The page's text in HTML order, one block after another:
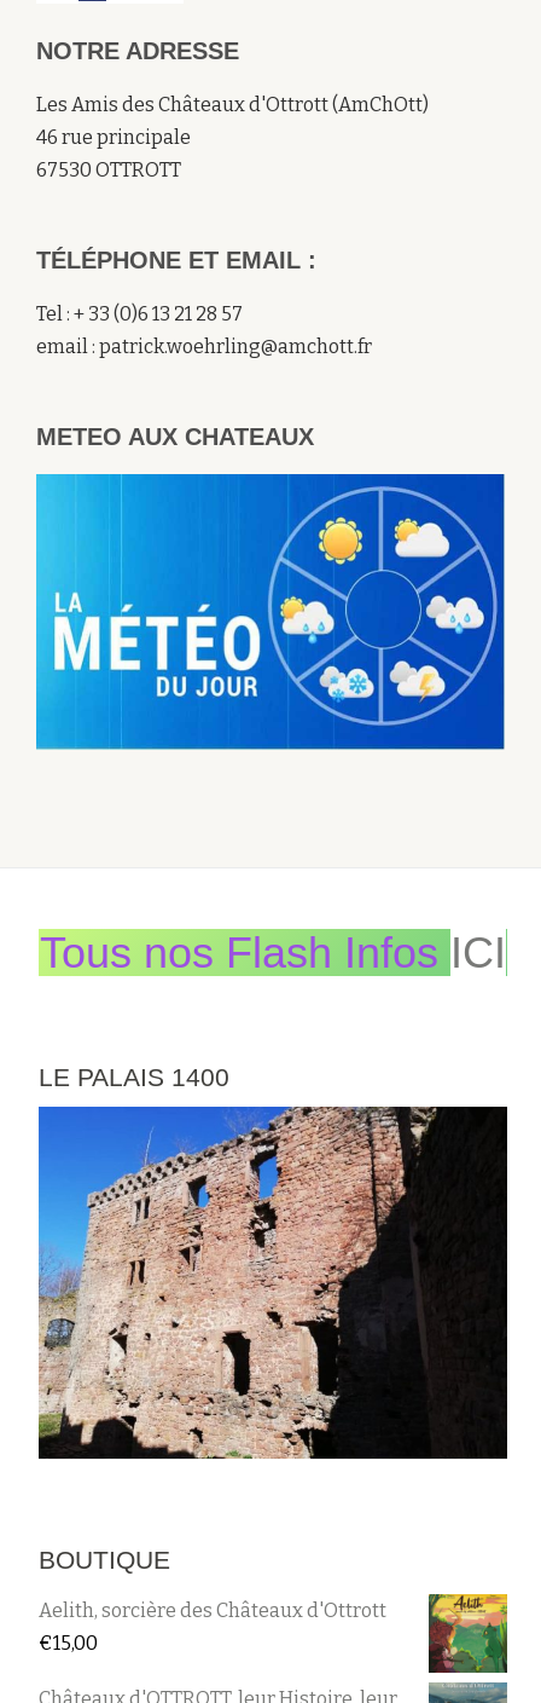
NOTRE ADRESSE
Les Amis des Châteaux d'Ottrott (AmChOtt)
46 rue principale
67530 OTTROTT
TÉLÉPHONE ET EMAIL :
Tel : + 33 (0)6 13 21 28 57
email : patrick.woehrling@amchott.fr
METEO AUX CHATEAUX
Tous nos Flash Infos ICI
LE PALAIS 1400
BOUTIQUE
Aelith, sorcière des Châteaux d'Ottrott
€15,00